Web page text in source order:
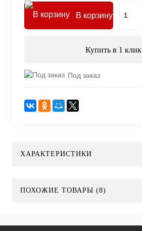
В корзину
Купить в 1 клик
Под заказ
ХАРАКТЕРИСТИКИ
ПОХОЖИЕ ТОВАРЫ (8)